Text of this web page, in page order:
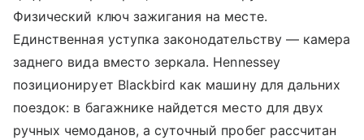
Физический ключ зажигания на месте.
Единственная уступка законодательству — камера
заднего вида вместо зеркала. Hennessey
позиционирует Blackbird как машину для дальних
поездок: в багажнике найдется место для двух
ручных чемоданов, а суточный пробег рассчитан